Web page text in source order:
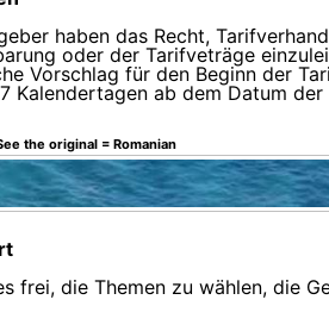
haben das Recht,
oder der Tarifveträge
Vorschlag für den Beginn der
ab dem Datum
the original = Romanian
frei, die Themen zu wählen, die